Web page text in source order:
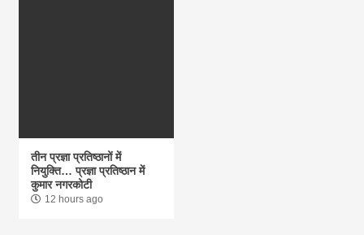
तीन प्रज्ञा प्रतिष्ठानों में
नियुक्ति… प्रज्ञा प्रतिष्ठान में
कुमार नगरकोटी
12 hours ago